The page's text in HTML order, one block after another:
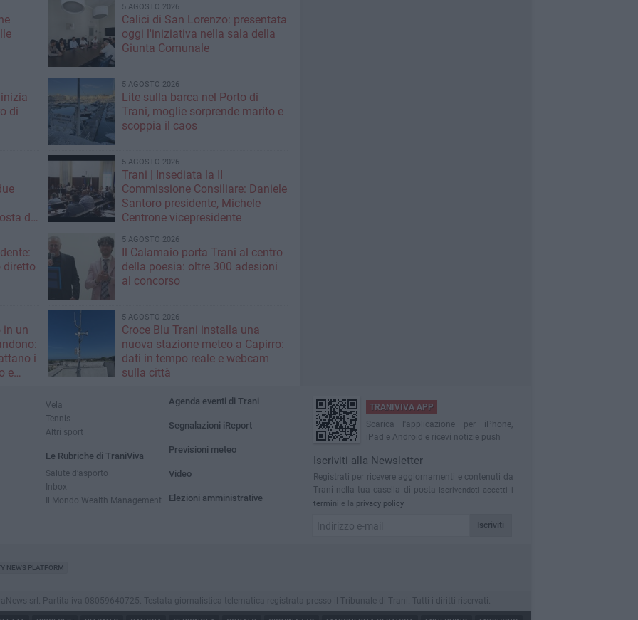
5 AGOSTO 2026
Calici di San Lorenzo: presentata
oggi l'iniziativa nella sala della
Giunta Comunale
di
5 AGOSTO 2026
Lite sulla barca nel Porto di
Trani, moglie sorprende marito e
scoppia il caos
di
5 AGOSTO 2026
Trani | Insediata la II
Commissione Consiliare: Daniele
Santoro presidente, Michele
Centrone vicepresidente
diretto
5 AGOSTO 2026
Il Calamaio porta Trani al centro
della poesia: oltre 300 adesioni
al concorso
in un
i
e
5 AGOSTO 2026
Croce Blu Trani installa una
nuova stazione meteo a Capirro:
dati in tempo reale e webcam
sulla città
Vela
Tennis
Altri sport
Le Rubriche di TraniViva
Salute d’asporto
Inbox
Il Mondo Wealth Management
Agenda eventi di Trani
Segnalazioni iReport
Previsioni meteo
Video
Elezioni amministrative
TRANIVIVA APP
Scarica l'applicazione per iPhone,
iPad e Android e ricevi notizie push
Iscriviti alla Newsletter
Registrati per ricevere aggiornamenti e contenuti da
Trani nella tua casella di posta Iscrivendoti accetti i
termini e la privacy policy
Iscriviti
NEWS PLATFORM
srl. Partita iva 08059640725. Testata giornalistica telematica registrata presso il Tribunale di Trani. Tutti i diritti riservati.